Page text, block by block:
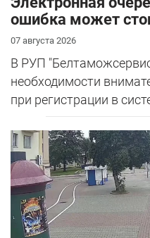
ошибка может
07 августа 2026
В РУП
необходимости
при регистрации в